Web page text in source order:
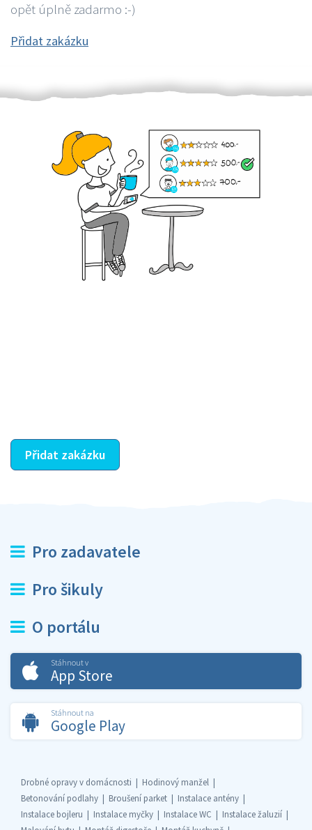
opět úplně zadarmo :-)
Přidat zakázku
Přidat zakázku
Pro zadavatele
Pro šikuly
O portálu
Stáhnout v
App Store
Stáhnout na
Google Play
Drobné opravy v domácnosti
Hodinový manžel
Betonování podlahy
Broušení parket
Instalace antény
Instalace bojleru
Instalace myčky Instalace WC
Instalace žaluzií